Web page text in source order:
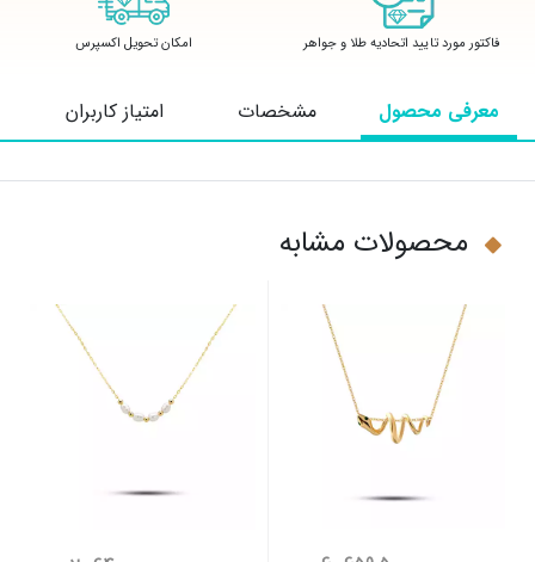
فاکتور مورد تایید اتحادیه طلا و جواهر امکان تحویل اکسپرس
معرفی محصول مشخصات امتیاز کاربران
محصولات مشابه